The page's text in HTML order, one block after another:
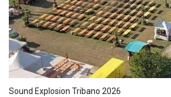
Sound Explosion Tribano 2026